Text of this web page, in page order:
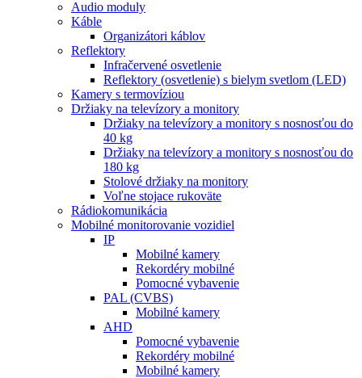
Audio moduly
Káble
Organizátori káblov
Reflektory
Infračervené osvetlenie
Reflektory (osvetlenie) s bielym svetlom (LED)
Kamery s termovíziou
Držiaky na televízory a monitory
Držiaky na televízory a monitory s nosnosťou do
40 kg
Držiaky na televízory a monitory s nosnosťou do
180 kg
Stolové držiaky na monitory
Voľne stojace rukoväte
Rádiokomunikácia
Mobilné monitorovanie vozidiel
IP
Mobilné kamery
Rekordéry mobilné
Pomocné vybavenie
PAL (CVBS)
Mobilné kamery
AHD
Pomocné vybavenie
Rekordéry mobilné
Mobilné kamery